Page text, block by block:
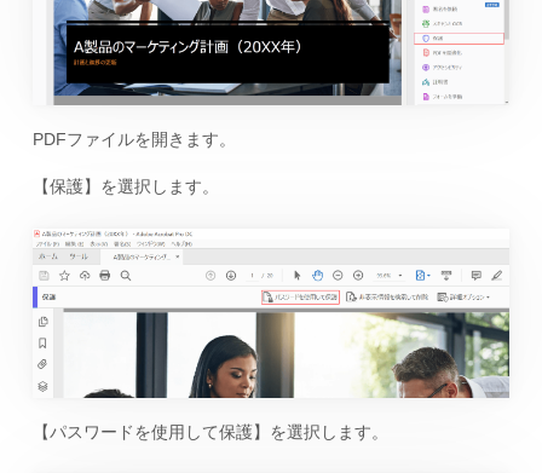
PDFファイルを開きます。
【保護】を選択します。
【パスワードを使用して保護】を選択します。